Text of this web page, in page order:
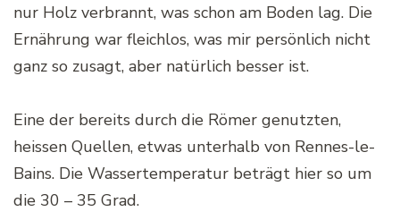
nur Holz verbrannt, was schon am Boden lag. Die
Ernährung war fleichlos, was mir persönlich nicht
ganz so zusagt, aber natürlich besser ist.
Eine der bereits durch die Römer genutzten,
heissen Quellen, etwas unterhalb von Rennes-le-
Bains. Die Wassertemperatur beträgt hier so um
die 30 – 35 Grad.